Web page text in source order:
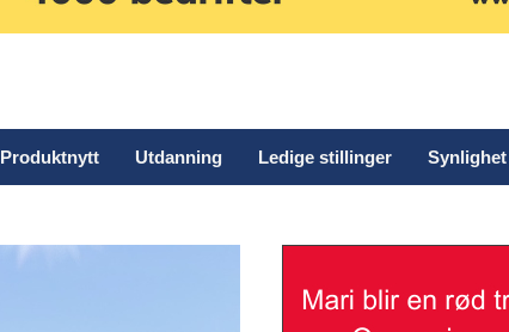
Produktnytt Utdanning Ledige stillinger Synlighet